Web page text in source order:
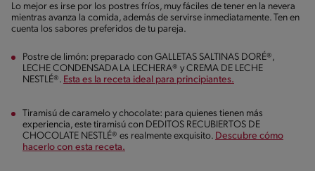
Lo mejor es irse por los postres fríos, muy fáciles de tener en la nevera
mientras avanza la comida, además de servirse inmediatamente. Ten en
cuenta los sabores preferidos de tu pareja.
Postre de limón: preparado con GALLETAS SALTINAS DORÉ®,
LECHE CONDENSADA LA LECHERA® y CREMA DE LECHE
NESTLÉ®. Esta es la receta ideal para principiantes.
Tiramisú de caramelo y chocolate: para quienes tienen más
experiencia, este tiramisú con DEDITOS RECUBIERTOS DE
CHOCOLATE NESTLÉ® es realmente exquisito. Descubre cómo
hacerlo con esta receta.